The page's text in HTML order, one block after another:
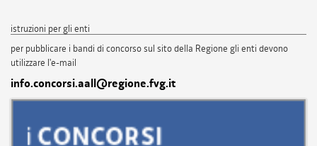
istruzioni per gli enti
per pubblicare i bandi di concorso sul sito della Regione gli enti devono
utilizzare l'e-mail
info.concorsi.aall@regione.fvg.it